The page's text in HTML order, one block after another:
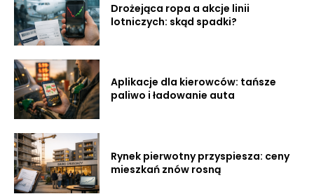
Drożejąca ropa a akcje linii
lotniczych: skąd spadki?
Aplikacje dla kierowców: tańsze
paliwo i ładowanie auta
Rynek pierwotny przyspiesza: ceny
mieszkań znów rosną